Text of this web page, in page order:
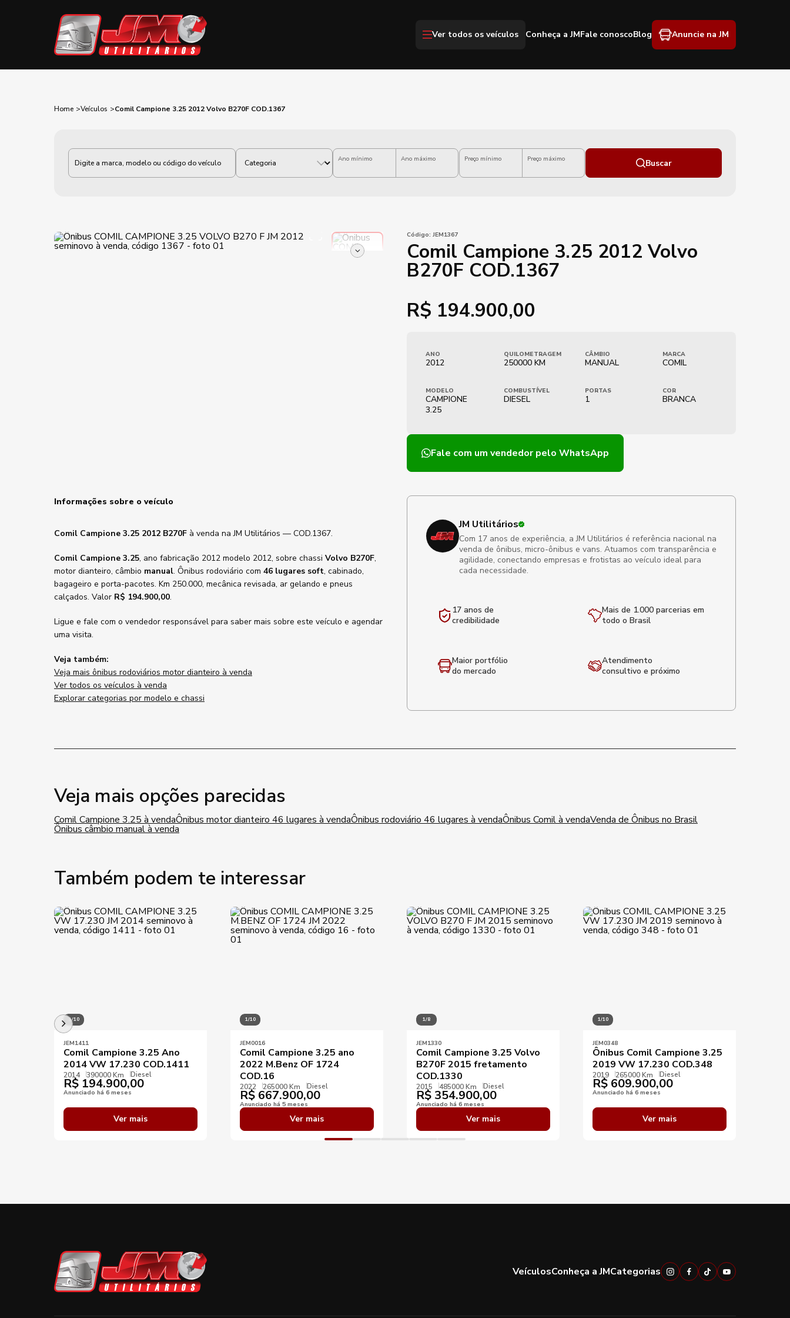
Ver todos os veículos Conheça a JMFale conoscoBlog Anuncie na JM
Home Veículos Comil Campione 3.25 2012 Volvo B270F COD.1367
Categoria Ano mínimo Ano máximo Preço mínimo Preço máximo Buscar
Código: JEM1367
Comil Campione 3.25 2012 Volvo
B270F COD.1367
R$ 194.900,00
ANO
2012
QUILOMETRAGEM
250000 KM
CÂMBIO
MANUAL
MARCA
COMIL
MODELO
CAMPIONE
3.25
COMBUSTÍVEL
DIESEL
PORTAS
1
COR
BRANCA
Fale com um vendedorpelo WhatsApp
Informações sobre o veículo
Comil Campione 3.25 2012 B270F à venda na JM Utilitários — COD.1367.
Comil Campione 3.25, ano fabricação 2012 modelo 2012, sobre chassi Volvo B270F,
motor dianteiro, câmbio manual. Ônibus rodoviário com 46 lugares soft, cabinado,
bagageiro e porta-pacotes. Km 250.000, mecânica revisada, ar gelando e pneus
calçados. Valor R$ 194.900,00.
Ligue e fale com o vendedor responsável para saber mais sobre este veículo e agendar
uma visita.
Veja também:
Veja mais ônibus rodoviários motor dianteiro à venda
Ver todos os veículos à venda
Explorar categorias por modelo e chassi
JM Utilitários
Com 17 anos de experiência, a JM Utilitários é referência nacional na
venda de ônibus, micro-ônibus e vans. Atuamos com transparência e
agilidade, conectando empresas e frotistas ao veículo ideal para
cada necessidade.
17 anos de
credibilidade
Mais de 1.000 parcerias em
todo o Brasil
Maior portfólio
do mercado
Atendimento
consultivo e próximo
Veja mais opções parecidas
Comil Campione 3.25 à vendaÔnibus motor dianteiro 46 lugares à vendaÔnibus rodoviário 46 lugares à vendaÔnibus Comil à vendaVenda de Ônibus no Brasil
Ônibus câmbio manual à venda
Também podem te interessar
1/10
JEM1411
Comil Campione 3.25 Ano
2014 VW 17.230 COD.1411
2014 390000 Km Diesel
R$ 194.900,00
Anunciado há 6 meses
Ver mais
1/10
JEM0016
Comil Campione 3.25 ano
2022 M.Benz OF 1724
COD.16
2022 265000 Km Diesel
R$ 667.900,00
Anunciado há 5 meses
Ver mais
1/8
JEM1330
Comil Campione 3.25 Volvo
B270F 2015 fretamento
COD.1330
2015 485000 Km Diesel
R$ 354.900,00
Anunciado há 6 meses
Ver mais
1/10
JEM0348
Ônibus Comil Campione 3.25
2019 VW 17.230 COD.348
2019 265000 Km Diesel
R$ 609.900,00
Anunciado há 6 meses
Ver mais
VeículosConheça a JMCategorias